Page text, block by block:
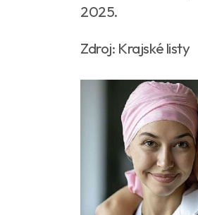
2025.
Zdroj: Krajské listy